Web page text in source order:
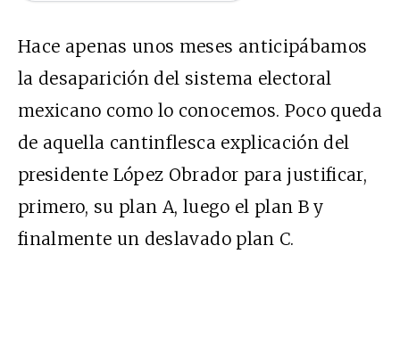
Hace apenas unos meses anticipábamos
la desaparición del sistema electoral
mexicano como lo conocemos. Poco queda
de aquella cantinflesca explicación del
presidente López Obrador para justificar,
primero, su plan A, luego el plan B y
finalmente un deslavado plan C.